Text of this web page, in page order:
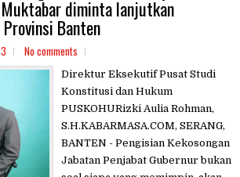
Muktabar diminta lanjutkan
Banten
No comments
Direktur Eksekutif Pusat Studi
Konstitusi dan Hukum
PUSKOHURizki Aulia Rohman,
S.H.KABARMASA.COM, SERANG,
BANTEN - Pengisian Kekosongan
Jabatan Penjabat Gubernur bukan